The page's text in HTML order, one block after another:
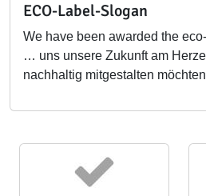
ECO-Label-Slogan
We have been awarded the
… uns unsere Zukunft am
nachhaltig mitgestalten